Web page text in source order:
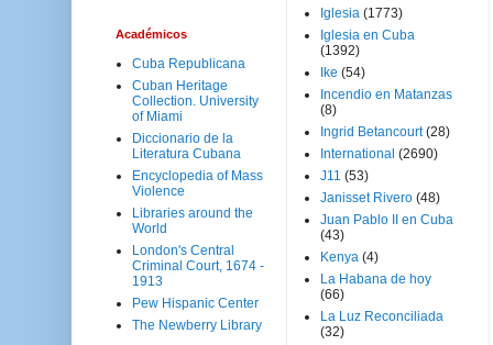
Académicos
Cuba Republicana
Cuban Heritage
Collection. University
of Miami
Diccionario de la
Literatura Cubana
Encyclopedia of Mass
Violence
Libraries around the
World
London's Central
Criminal Court, 1674 -
1913
Pew Hispanic Center
The Newberry Library
Iglesia (1773)
Iglesia en Cuba
(1392)
Ike (54)
Incendio en Matanzas
(8)
Ingrid Betancourt (28)
International (2690)
J11 (53)
Janisset Rivero (48)
Juan Pablo II en Cuba
(43)
Kenya (4)
La Habana de hoy
(66)
La Luz Reconciliada
(32)